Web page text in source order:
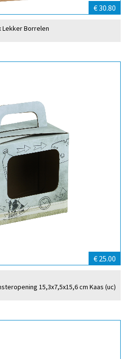
€ 30.80
Lekker Borrelen
€ 25.00
15,3x7,5x15,6 cm Kaas (uc)